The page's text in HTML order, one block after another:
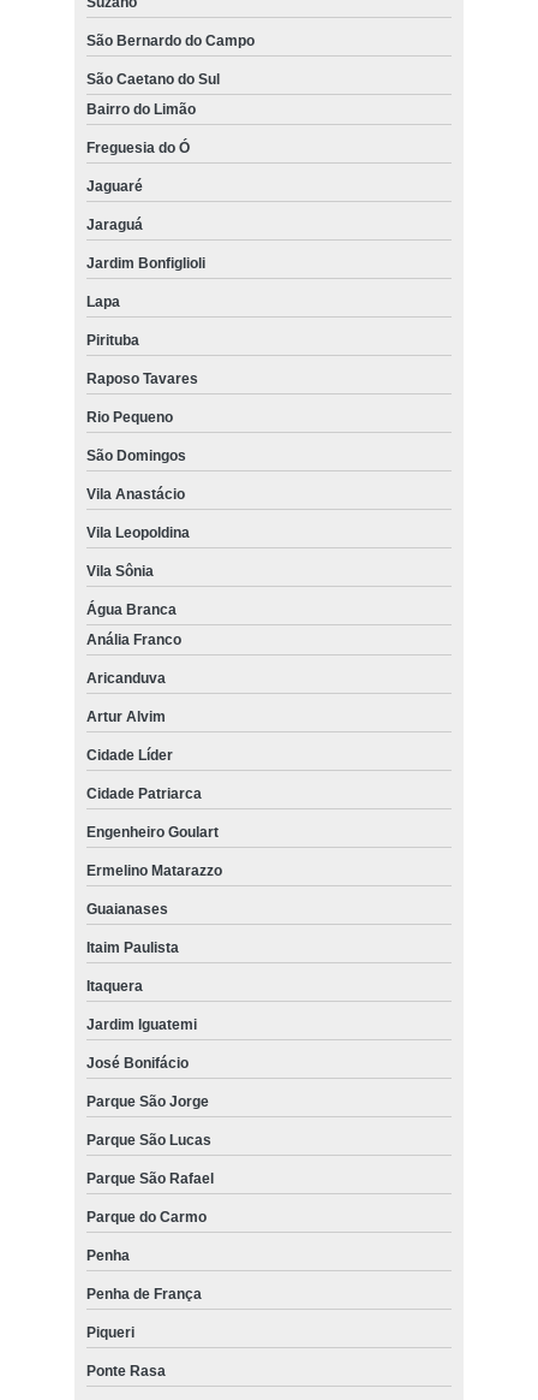
São Bernardo do Campo
São Caetano do Sul
Bairro do Limão
Freguesia do Ó
Jaguaré
Jaraguá
Jardim Bonfiglioli
Lapa
Pirituba
Raposo Tavares
Rio Pequeno
São Domingos
Vila Anastácio
Vila Leopoldina
Vila Sônia
Água Branca
Anália Franco
Aricanduva
Artur Alvim
Cidade Líder
Cidade Patriarca
Engenheiro Goulart
Ermelino Matarazzo
Guaianases
Itaim Paulista
Itaquera
Jardim Iguatemi
José Bonifácio
Parque São Jorge
Parque São Lucas
Parque São Rafael
Parque do Carmo
Penha
Penha de França
Piqueri
Ponte Rasa